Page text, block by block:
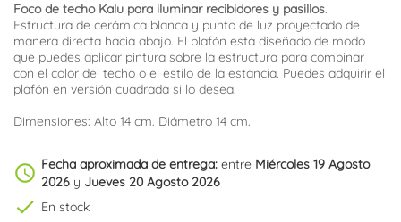
Foco de techo Kalu para iluminar recibidores y pasillos.
Estructura de cerámica blanca y punto de luz proyectado de
manera directa hacia abajo. El plafón está diseñado de modo
que puedes aplicar pintura sobre la estructura para combinar
con el color del techo o el estilo de la estancia. Puedes adquirir el
plafón en versión cuadrada si lo desea.
Dimensiones: Alto 14 cm. Diámetro 14 cm.
schedule Fecha aproximada de entrega: entre Miércoles 19 Agosto
2026 y Jueves 20 Agosto 2026
check En stock